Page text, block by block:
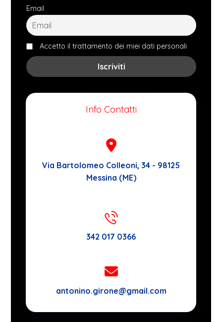
Email
Accetto il trattamento dei miei dati personali
Info Contatti
Via Bartolomeo Colleoni, 34 - 98125
Messina (ME)
342 017 0366
antonino.girone@gmail.com